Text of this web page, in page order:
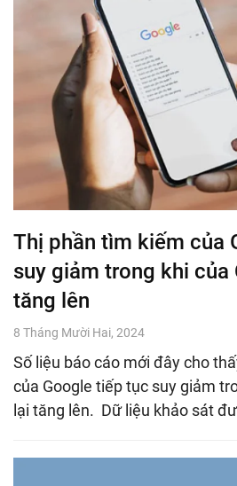
Thị phần tìm kiếm của
suy giảm trong khi của
tăng lên
8 Tháng Mười Hai, 2024
Số liệu báo cáo mới đây cho
của Google tiếp tục suy giảm
lại tăng lên. Dữ liệu khảo sát